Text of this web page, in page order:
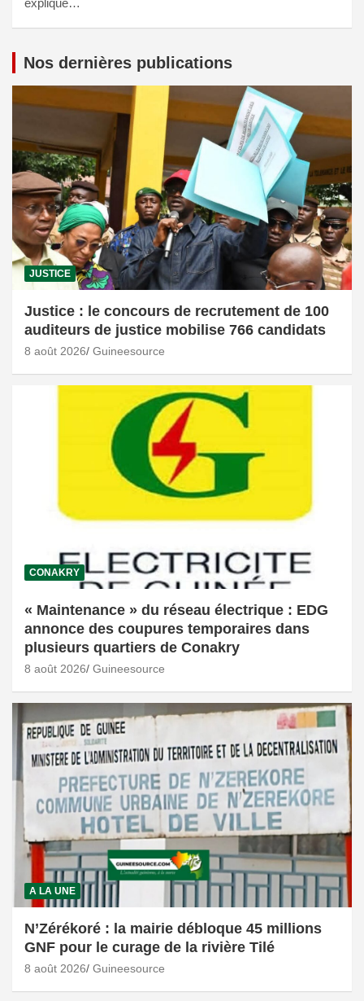
Nos dernières publications
JUSTICE
Justice : le concours de recrutement de 100
auditeurs de justice mobilise 766 candidats
8 août 2026 Guineesource
CONAKRY
« Maintenance » du réseau électrique : EDG
annonce des coupures temporaires dans
plusieurs quartiers de Conakry
8 août 2026 Guineesource
A LA UNE
N’Zérékoré : la mairie débloque 45 millions
GNF pour le curage de la rivière Tilé
8 août 2026 Guineesource